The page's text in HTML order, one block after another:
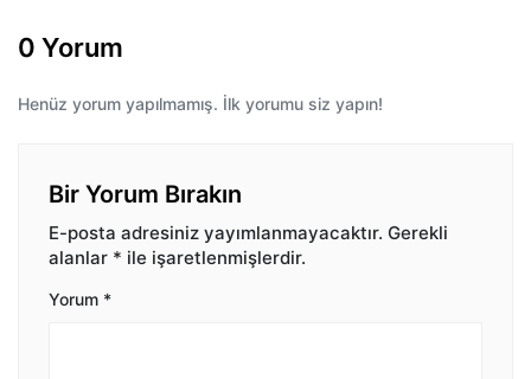
0 Yorum
Henüz yorum yapılmamış. İlk yorumu siz yapın!
Bir Yorum Bırakın
E-posta adresiniz yayımlanmayacaktır. Gerekli
alanlar * ile işaretlenmişlerdir.
Yorum *